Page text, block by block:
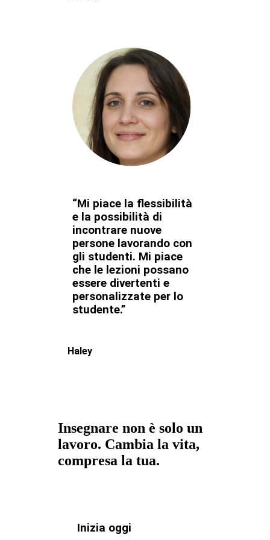
“Mi piace la flessibilità
e la possibilità di
incontrare nuove
persone lavorando con
gli studenti. Mi piace
che le lezioni possano
essere divertenti e
personalizzate per lo
studente.”
Haley
Insegnare non è solo un
lavoro. Cambia la vita,
compresa la tua.
Inizia oggi